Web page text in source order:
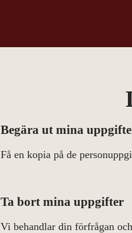
Begära ut mina
Få en kopia på de
Ta bort mina uppgifter
Vi behandlar din förfrågan